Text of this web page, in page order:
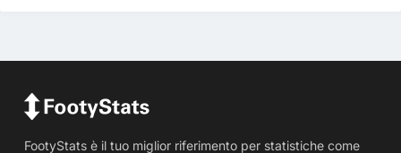
FootyStats è il tuo miglior riferimento per statistiche come